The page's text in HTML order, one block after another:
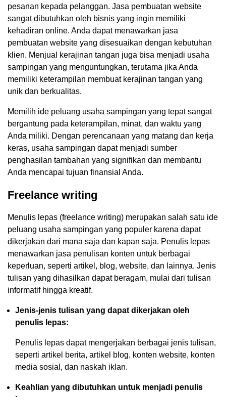
pesanan kepada pelanggan. Jasa pembuatan website
sangat dibutuhkan oleh bisnis yang ingin memiliki
kehadiran online. Anda dapat menawarkan jasa
pembuatan website yang disesuaikan dengan kebutuhan
klien. Menjual kerajinan tangan juga bisa menjadi usaha
sampingan yang menguntungkan, terutama jika Anda
memiliki keterampilan membuat kerajinan tangan yang
unik dan berkualitas.
Memilih ide peluang usaha sampingan yang tepat sangat
bergantung pada keterampilan, minat, dan waktu yang
Anda miliki. Dengan perencanaan yang matang dan kerja
keras, usaha sampingan dapat menjadi sumber
penghasilan tambahan yang signifikan dan membantu
Anda mencapai tujuan finansial Anda.
Freelance writing
Menulis lepas (freelance writing) merupakan salah satu ide
peluang usaha sampingan yang populer karena dapat
dikerjakan dari mana saja dan kapan saja. Penulis lepas
menawarkan jasa penulisan konten untuk berbagai
keperluan, seperti artikel, blog, website, dan lainnya. Jenis
tulisan yang dihasilkan dapat beragam, mulai dari tulisan
informatif hingga kreatif.
Jenis-jenis tulisan yang dapat dikerjakan oleh
penulis lepas:
Penulis lepas dapat mengerjakan berbagai jenis tulisan,
seperti artikel berita, artikel blog, konten website, konten
media sosial, dan naskah iklan.
Keahlian yang dibutuhkan untuk menjadi penulis